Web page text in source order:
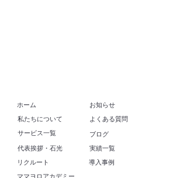
​ホーム
​私たちについて
​サービス一覧
代表挨拶・石光
リクルート
お知らせ
よくある質問
​ブログ
実績一覧
導入事例
ママヨロアカデミー